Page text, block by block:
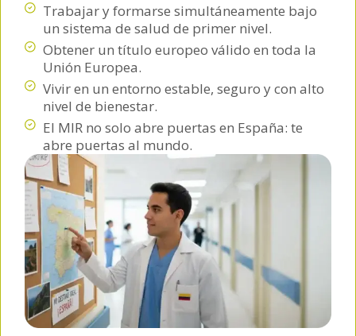
Trabajar y formarse simultáneamente bajo
un sistema de salud de primer nivel.
Obtener un título europeo válido en toda la
Unión Europea.
Vivir en un entorno estable, seguro y con alto
nivel de bienestar.
El MIR no solo abre puertas en España: te
abre puertas al mundo.